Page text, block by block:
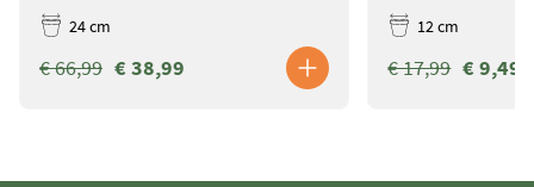
24 cm
€ 38,99
€ 66,99
12 cm
€ 9,49
€ 17,99